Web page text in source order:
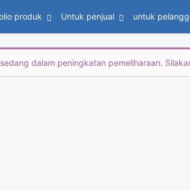
produk Untuk penjual untuk
dalam peningkatan pemeliharaan.